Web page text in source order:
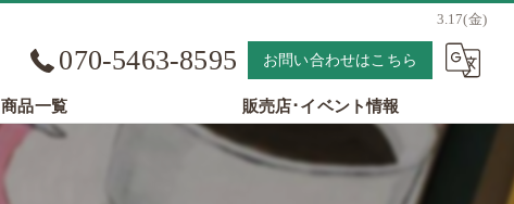
3.17(金)
070-5463-8595 お問い合わせはこちら
商品一覧 販売店･イベント情報